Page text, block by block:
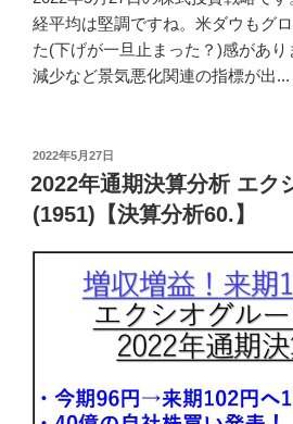
経平均は堅調ですね。米ダウもグ
た(下げが一旦止まった？)感があ
減少など景気悪化関連の指標が出...
投
稿
日:
2022年5月27日
2022年通期決算分析 エク
(1951)【決算分析60.】